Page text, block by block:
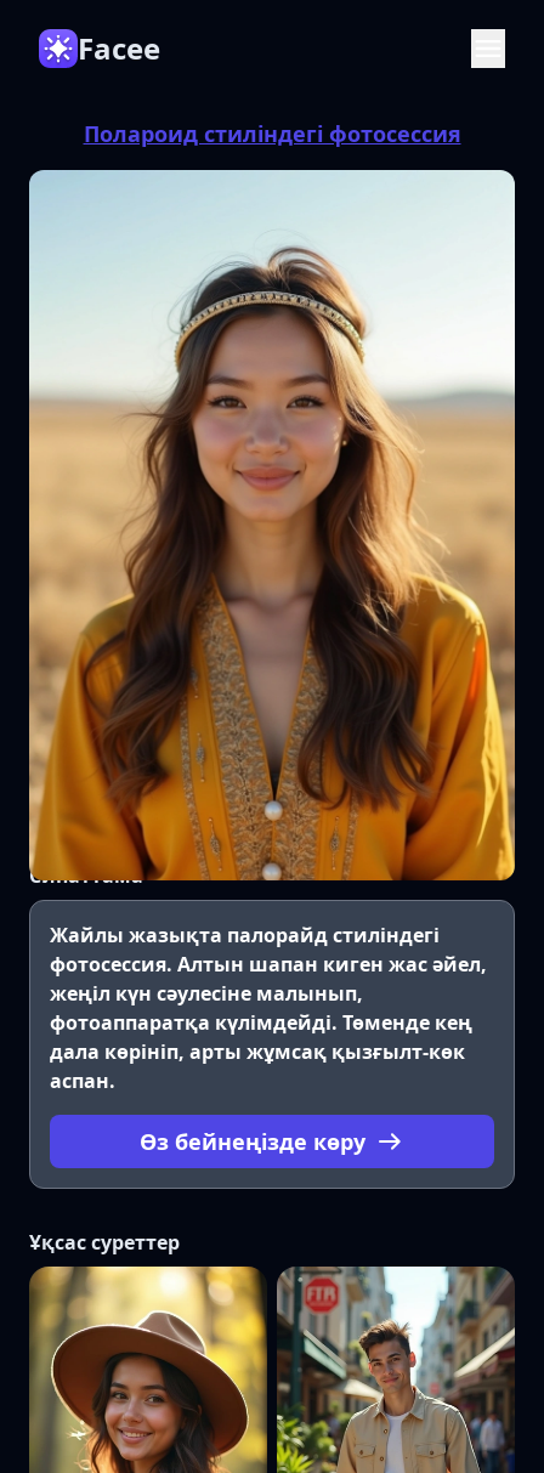
Facee
Полароид стиліндегі фотосессия
Сипаттама
Жайлы жазықта палорайд стиліндегі
фотосессия. Алтын шапан киген жас әйел,
жеңіл күн сәулесіне малынып,
фотоаппаратқа күлімдейді. Төменде кең
дала көрініп, арты жұмсақ қызғылт-көк
аспан.
Өз бейнеңізде көру
Ұқсас суреттер